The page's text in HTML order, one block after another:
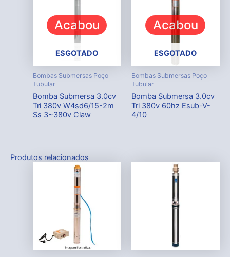
Acabou
ESGOTADO
Bombas Submersas Poço
Tubular
Bomba Submersa 3.0cv
Tri 380v W4sd6/15-2m
Ss 3~380v Claw
Acabou
ESGOTADO
Bombas Submersas Poço
Tubular
Bomba Submersa 3.0cv
Tri 380v 60hz Esub-V-
4/10
Produtos relacionados